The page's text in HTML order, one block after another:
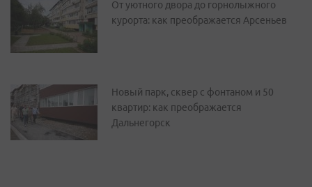
От уютного двора до горнолыжного
курорта: как преображается Арсеньев
Новый парк, сквер с фонтаном и 50
квартир: как преображается
Дальнегорск